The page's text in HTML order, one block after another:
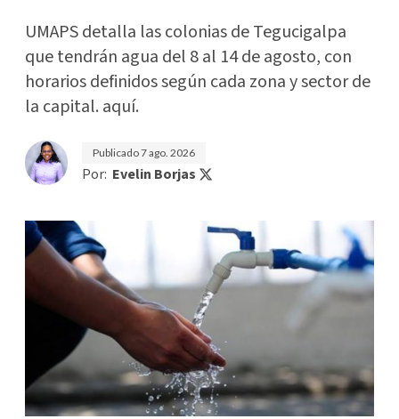
UMAPS detalla las colonias de Tegucigalpa
que tendrán agua del 8 al 14 de agosto, con
horarios definidos según cada zona y sector de
la capital. aquí.
Publicado7 ago. 2026
Por: Evelin Borjas